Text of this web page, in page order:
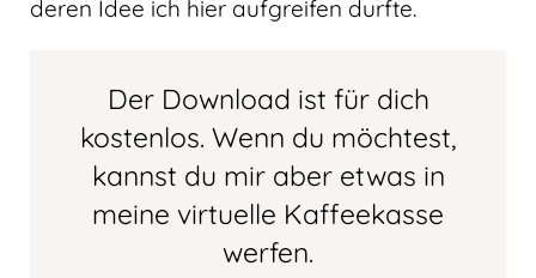
deren Idee ich hier aufgreifen durfte.
Der Download ist für dich
kostenlos. Wenn du möchtest,
kannst du mir aber etwas in
meine virtuelle Kaffeekasse
werfen.